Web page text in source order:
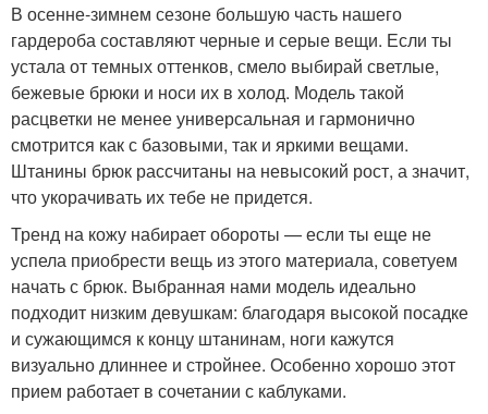
В осенне-зимнем сезоне большую часть нашего
гардероба составляют черные и серые вещи. Если ты
устала от темных оттенков, смело выбирай светлые,
бежевые брюки и носи их в холод. Модель такой
расцветки не менее универсальная и гармонично
смотрится как с базовыми, так и яркими вещами.
Штанины брюк рассчитаны на невысокий рост, а значит,
что укорачивать их тебе не придется.
Тренд на кожу набирает обороты — если ты еще не
успела приобрести вещь из этого материала, советуем
начать с брюк. Выбранная нами модель идеально
подходит низким девушкам: благодаря высокой посадке
и сужающимся к концу штанинам, ноги кажутся
визуально длиннее и стройнее. Особенно хорошо этот
прием работает в сочетании с каблуками.